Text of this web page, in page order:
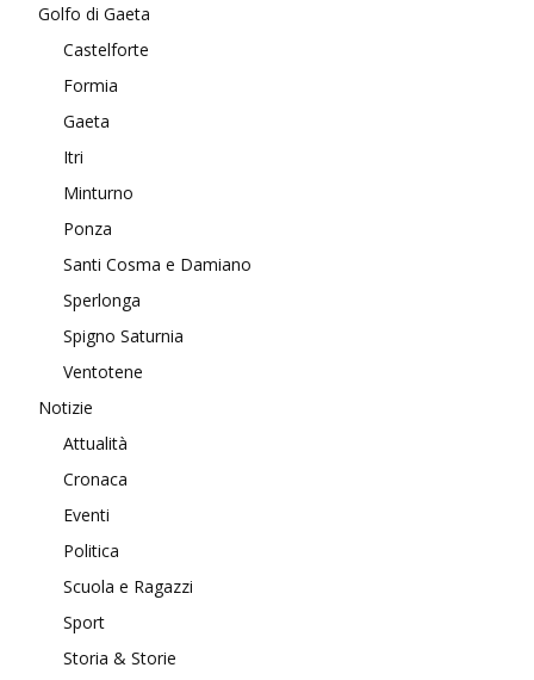
Golfo di Gaeta
Castelforte
Formia
Gaeta
Itri
Minturno
Ponza
Santi Cosma e Damiano
Sperlonga
Spigno Saturnia
Ventotene
Notizie
Attualità
Cronaca
Eventi
Politica
Scuola e Ragazzi
Sport
Storia & Storie